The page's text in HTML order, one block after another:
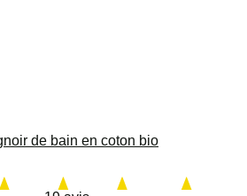
de bain en coton bio